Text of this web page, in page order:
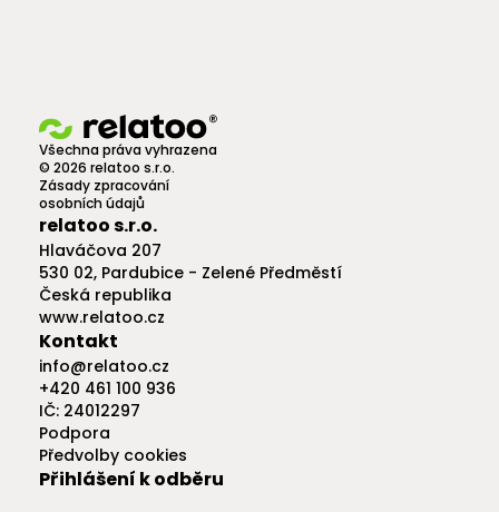
Všechna práva vyhrazena
© 2026 relatoo s.r.o.
Zásady zpracování
osobních údajů
relatoo s.r.o.
Hlaváčova 207
530 02, Pardubice - Zelené Předměstí
Česká republika
www.relatoo.cz
Kontakt
info@relatoo.cz
+420 461 100 936
IČ: 24012297
Podpora
Předvolby cookies
Přihlášení k odběru